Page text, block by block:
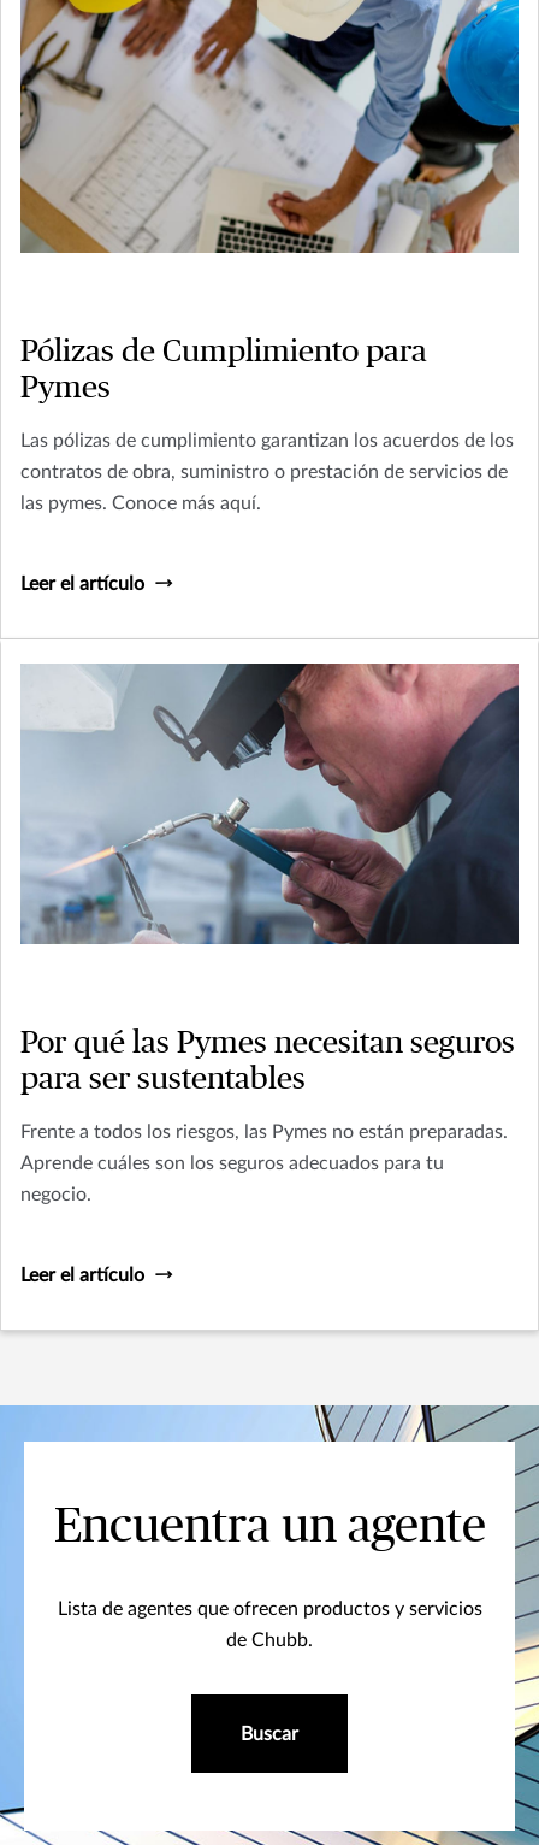
Pólizas de Cumplimiento para
Pymes
Las pólizas de cumplimiento garantizan los acuerdos de los
contratos de obra, suministro o prestación de servicios de
las pymes. Conoce más aquí.
Leer el artículo
Por qué las Pymes necesitan seguros
para ser sustentables
Frente a todos los riesgos, las Pymes no están preparadas.
Aprende cuáles son los seguros adecuados para tu
negocio.
Leer el artículo
Encuentra un agente
Lista de agentes que ofrecen productos y servicios
de Chubb.
Buscar